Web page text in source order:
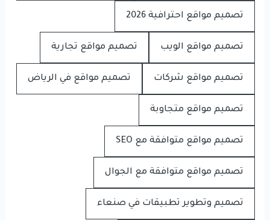
تصميم مواقع احترافية 2026
تصميم مواقع الويب تصميم مواقع تجارية
تصميم مواقع شركات تصميم مواقع في الرياض
تصميم مواقع متجاوبة
تصميم مواقع متوافقة مع SEO
تصميم مواقع متوافقة مع الجوال
تصميم وتطوير تطبيقات في صنعاء